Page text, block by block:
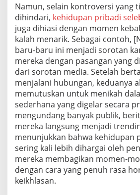
Namun, selain kontroversi yang
dihindari, kehidupan pribadi
juga dihiasi dengan momen
kalah menarik. Sebagai contoh,
baru-baru ini menjadi sorotan
mereka dengan pasangan yang
dari sorotan media. Setelah
menjalani hubungan, keduanya
memutuskan untuk menikah
sederhana yang digelar secara
mengundang banyak publik,
mereka langsung menjadi
menunjukkan bahwa kehidupan
sering kali lebih dihargai oleh
mereka membagikan momen-
dengan cara yang penuh rasa
keikhlasan.